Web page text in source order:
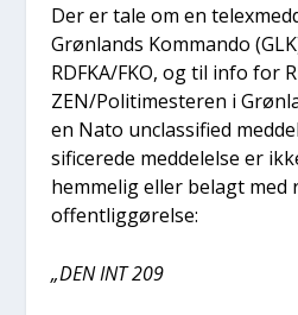
Der er tale om en
Grøn­lands Kom­man­do
RDFKA/FKO, og til info for
ZEN/Politimesteren i
en Nato unclas­si­fied
si­fi­ce­re­de med­del­el­se er
hem­me­lig eller belagt
offent­lig­gø­rel­se:
„DEN INT 209